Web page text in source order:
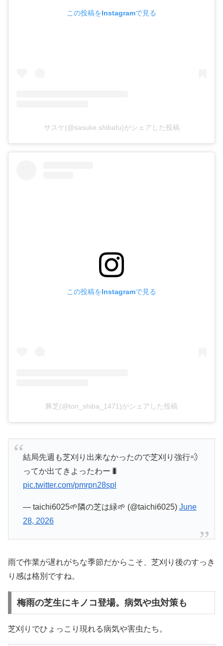
この投稿をInstagramで見る
サスケ(@sasuke.shibafu)がシェアした投稿
この投稿をInstagramで見る
豚芝(@ton_shiba_1471)がシェアした投稿
結局先週も芝刈り出来なかったので芝刈り強行💨
ってか出てきよったわー🐛
pic.twitter.com/pmrpn28spl
— taichi6025🌱隣の芝は緑🌱 (@taichi6025) June
28, 2026
雨で作業が遅れがちな季節だからこそ、芝刈り後のすっき
り感は格別ですね。
梅雨の芝生にキノコ登場。病気や虫対策も
芝刈りでひょっこり現れる病気や害虫たち。